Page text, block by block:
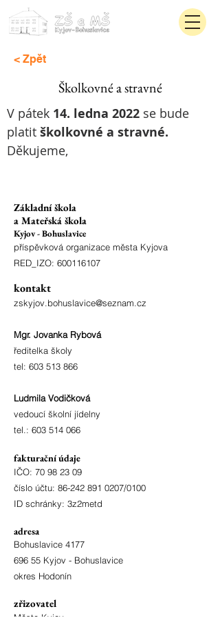
< Zpět
Školkovné a stravné
V pátek 14. ledna 2022 se bude
platit školkovné a stravné.
Děkujeme,
Základní škola
a Mateřská škola
Kyjov - Bohuslavice
příspěvková organizace města Kyjova
RED_IZO: 600116107
kontakt
zskyjov.bohuslavice@seznam.cz
Mgr. Jovanka Rybová
ředitelka školy
tel: 603 513 866
Ludmila Vodičková
vedoucí školní jídelny
tel.: 603 514 066
fakturační údaje
IČO: 70 98 23 09
číslo účtu: 86-242 891 0207/0100
ID schránky: 3z2metd
adresa
Bohuslavice 4177
696 55 Kyjov - Bohuslavice
okres Hodonín
zřizovatel